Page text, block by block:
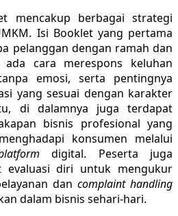
mencakup berbagai strategi
Isi Booklet yang pertama
pelanggan dengan ramah dan
ada cara merespons keluhan
emosi, serta pentingnya
yang sesuai dengan karakter
di dalamnya juga terdapat
bisnis profesional yang
konsumen melalui
digital. Peserta juga
evaluasi diri untuk mengukur
dancomplaint handling
dalam bisnis sehari-hari.